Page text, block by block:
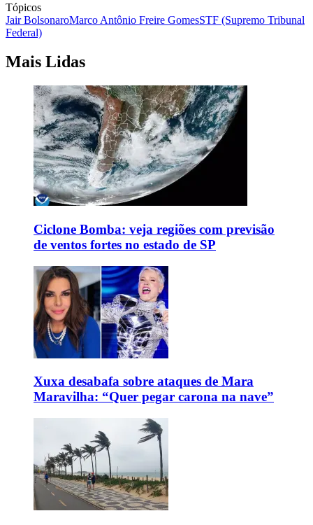
Tópicos
Jair BolsonaroMarco Antônio Freire GomesSTF (Supremo Tribunal
Federal)
Mais Lidas
Ciclone Bomba: veja regiões com previsão
de ventos fortes no estado de SP
Xuxa desabafa sobre ataques de Mara
Maravilha: “Quer pegar carona na nave”